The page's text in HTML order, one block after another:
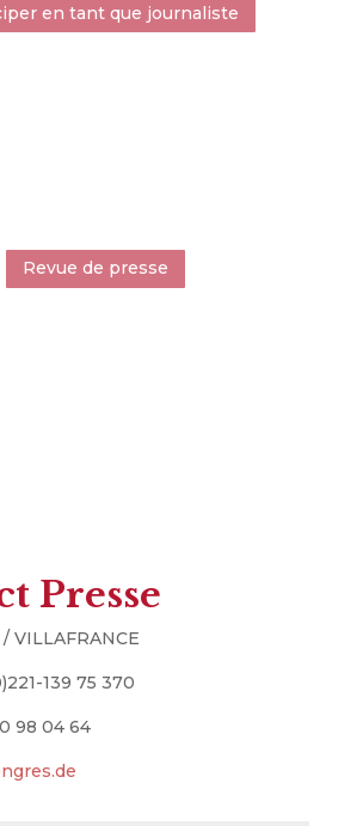
en tant que journaliste
Revue de presse
Presse
VILLAFRANCE
139 75 370
98 04 64